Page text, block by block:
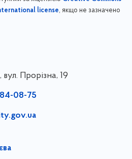
license, якщо не зазначено
вул. Прорізна, 19
08-75